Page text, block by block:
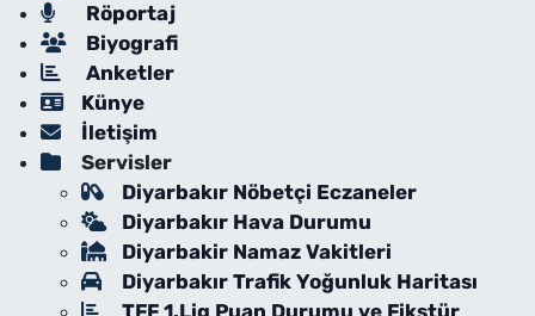
Röportaj
Biyografi
Anketler
Künye
İletişim
Servisler
Diyarbakır Nöbetçi Eczaneler
Diyarbakır Hava Durumu
Diyarbakir Namaz Vakitleri
Diyarbakır Trafik Yoğunluk Haritası
TFF 1.Lig Puan Durumu ve Fikstür